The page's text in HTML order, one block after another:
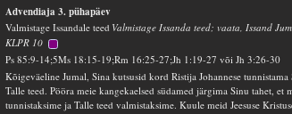
Advendiaja 3. pühapäev
Valmistage Issandale teed Valmistage Issanda teed; vaata, Issand
KLPR 10
Ps 85:9-14;5Ms 18:15-19;Rm 16:25-27;Jh 1:19-27 või Jh 3:26-30
Kõigeväeline Jumal, Sina kutsusid kord Ristija Johannese
Talle teed. Pööra meie kangekaelsed südamed järgima Sinu tahet, et
tunnistaksime ja Talle teed valmistaksime. Kuule meid Jeesuse